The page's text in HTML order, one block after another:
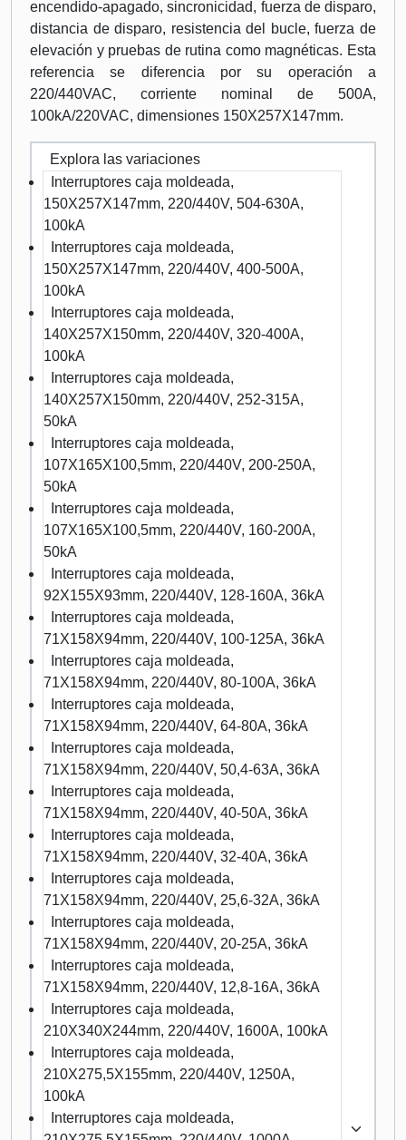
encendido-apagado, sincronicidad, fuerza de disparo,
distancia de disparo, resistencia del bucle, fuerza de
elevación y pruebas de rutina como magnéticas. Esta
referencia se diferencia por su operación a
220/440VAC, corriente nominal de 500A,
100kA/220VAC, dimensiones 150X257X147mm.
Explora las variaciones
Interruptores caja moldeada,
150X257X147mm, 220/440V, 504-630A,
100kA
Interruptores caja moldeada,
150X257X147mm, 220/440V, 400-500A,
100kA
Interruptores caja moldeada,
140X257X150mm, 220/440V, 320-400A,
100kA
Interruptores caja moldeada,
140X257X150mm, 220/440V, 252-315A,
50kA
Interruptores caja moldeada,
107X165X100,5mm, 220/440V, 200-250A,
50kA
Interruptores caja moldeada,
107X165X100,5mm, 220/440V, 160-200A,
50kA
Interruptores caja moldeada,
92X155X93mm, 220/440V, 128-160A, 36kA
Interruptores caja moldeada,
71X158X94mm, 220/440V, 100-125A, 36kA
Interruptores caja moldeada,
71X158X94mm, 220/440V, 80-100A, 36kA
Interruptores caja moldeada,
71X158X94mm, 220/440V, 64-80A, 36kA
Interruptores caja moldeada,
71X158X94mm, 220/440V, 50,4-63A, 36kA
Interruptores caja moldeada,
71X158X94mm, 220/440V, 40-50A, 36kA
Interruptores caja moldeada,
71X158X94mm, 220/440V, 32-40A, 36kA
Interruptores caja moldeada,
71X158X94mm, 220/440V, 25,6-32A, 36kA
Interruptores caja moldeada,
71X158X94mm, 220/440V, 20-25A, 36kA
Interruptores caja moldeada,
71X158X94mm, 220/440V, 12,8-16A, 36kA
Interruptores caja moldeada,
210X340X244mm, 220/440V, 1600A, 100kA
Interruptores caja moldeada,
210X275,5X155mm, 220/440V, 1250A,
100kA
Interruptores caja moldeada,